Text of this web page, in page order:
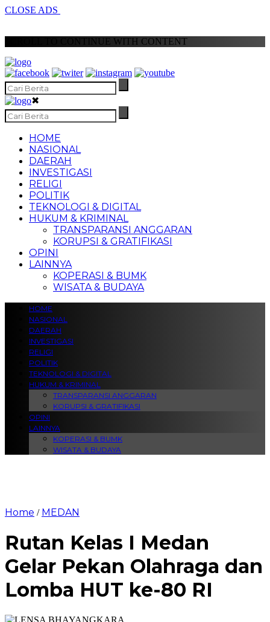
CLOSE ADS
SCROLL TO CONTINUE WITH CONTENT
✖
HOME
NASIONAL
DAERAH
INVESTIGASI
RELIGI
POLITIK
TEKNOLOGI & DIGITAL
HUKUM & KRIMINAL
TRANSPARANSI ANGGARAN
KORUPSI & GRATIFIKASI
OPINI
LAINNYA
KOPERASI & BUMK
WISATA & BUDAYA
HOME
NASIONAL
DAERAH
INVESTIGASI
RELIGI
POLITIK
TEKNOLOGI & DIGITAL
HUKUM & KRIMINAL
TRANSPARANSI ANGGARAN
KORUPSI & GRATIFIKASI
OPINI
LAINNYA
KOPERASI & BUMK
WISATA & BUDAYA
Home / MEDAN
Rutan Kelas I Medan
Gelar Pekan Olahraga dan
Lomba HUT ke-80 RI